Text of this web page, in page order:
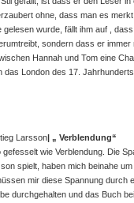
ohne, dass man es
wurde, fällt ihm auf ,
sondern dass er
Hannah und Tom eine
das London des 17.
Larsson | „ Verblendung“
wie Verblendung. Die
spielt, haben mich beinahe
mir diese Spannung durch
durchgehalten und das Buch